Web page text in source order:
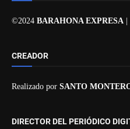
©2024 BARAHONA EXPRESA
CREADOR
Realizado por SANTO
DIRECTOR DEL PERIÓDICO